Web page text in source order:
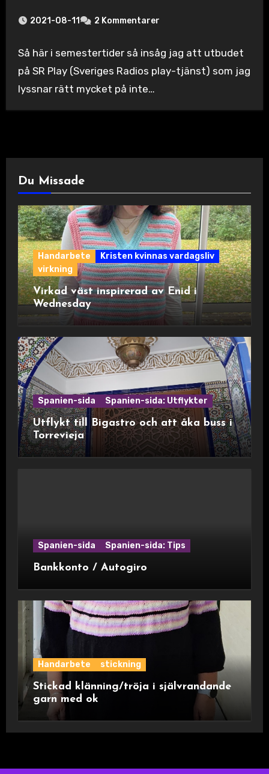
2021-08-11 2 Kommentarer
Så här i semestertider så insåg jag att utbudet
på SR Play (Sveriges Radios play-tjänst) som jag
lyssnar rätt mycket på inte…
Du Missade
Handarbete
Kristen kvinnas vardagsliv
virkning
Virkad väst inspirerad av Enid i
Wednesday
Spanien-sida Spanien-sida: Utflykter
Utflykt till Bigastro och att åka buss i
Torrevieja
Spanien-sida Spanien-sida: Tips
Bankkonto / Autogiro
Handarbete stickning
Stickad klänning/tröja i självrandande
garn med ok